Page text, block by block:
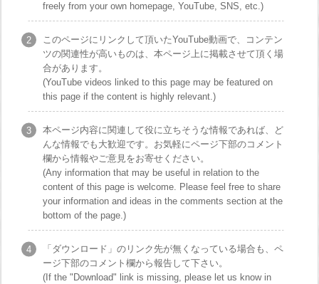
freely from your own homepage, YouTube, SNS, etc.)
このページにリンクして頂いたYouTube動画で、コンテン
ツの関連性が高いものは、本ページ上に掲載させて頂く場
合があります。
(YouTube videos linked to this page may be featured on
this page if the content is highly relevant.)
本ページ内容に関連して役に立ちそうな情報であれば、ど
んな情報でも大歓迎です。お気軽にページ下部のコメント
欄から情報やご意見をお寄せください。
(Any information that may be useful in relation to the
content of this page is welcome. Please feel free to share
your information and ideas in the comments section at the
bottom of the page.)
「ダウンロード」のリンク先が無くなっている場合も、ペ
ージ下部のコメント欄から報告して下さい。
(If the "Download" link is missing, please let us know in